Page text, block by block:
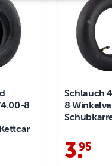
8
Schlauch
8
3.
95